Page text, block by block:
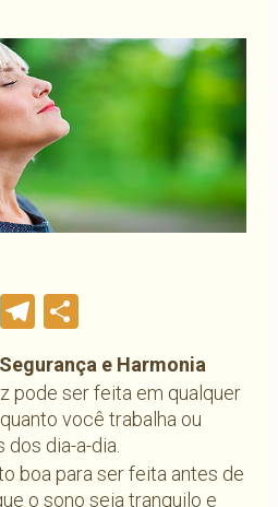
Telegram
e Harmonia
pode ser feita em qualquer
você trabalha ou
dia-a-dia.
boa para ser feita antes de
o sono seja tranquilo e